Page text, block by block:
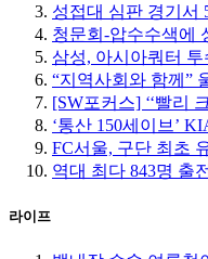
성접대 심판 경기서
청문회-압수수색에
삼성, 아시아쿼터
“지역사회와 함께”
[SW포커스] ‘‘빨리
‘통산 150세이브’
FC서울, 구단 최초
역대 최다 843명 출
라이프